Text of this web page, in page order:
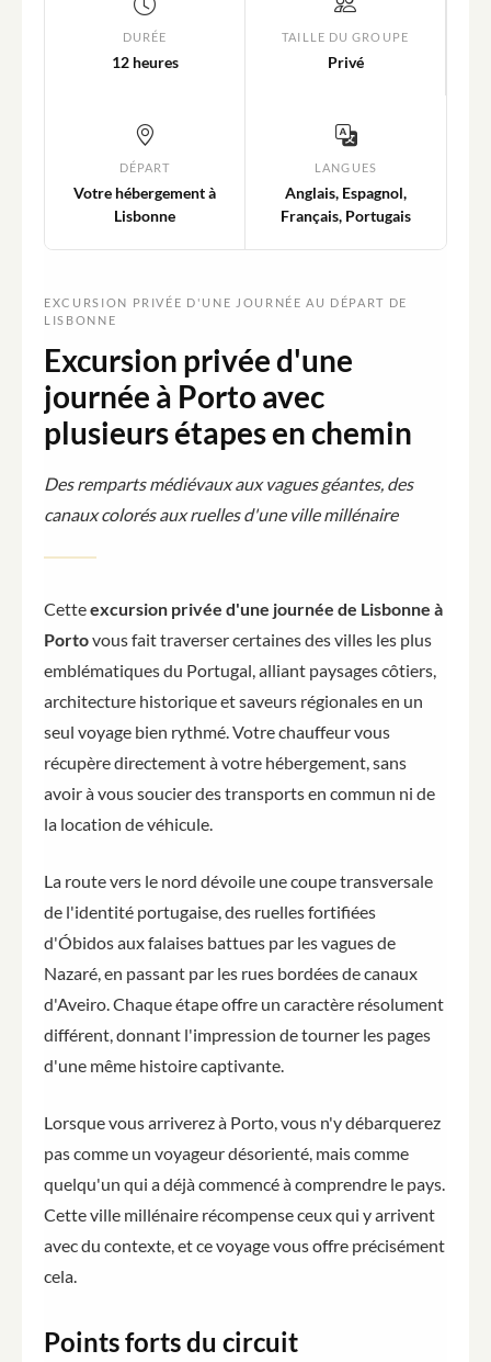
DURÉE
12 heures
TAILLE DU GROUPE
Privé
DÉPART
Votre hébergement à
Lisbonne
LANGUES
Anglais, Espagnol,
Français, Portugais
EXCURSION PRIVÉE D'UNE JOURNÉE AU DÉPART DE
LISBONNE
Excursion privée d'une
journée à Porto avec
plusieurs étapes en chemin
Des remparts médiévaux aux vagues géantes, des
canaux colorés aux ruelles d'une ville millénaire
Cetteexcursion privée d'une journée de Lisbonne à
Portovous fait traverser certaines des villes les plus
emblématiques du Portugal, alliant paysages côtiers,
architecture historique et saveurs régionales en un
seul voyage bien rythmé. Votre chauffeur vous
récupère directement à votre hébergement, sans
avoir à vous soucier des transports en commun ni de
la location de véhicule.
La route vers le nord dévoile une coupe transversale
de l'identité portugaise, des ruelles fortifiées
d'Óbidos aux falaises battues par les vagues de
Nazaré, en passant par les rues bordées de canaux
d'Aveiro. Chaque étape offre un caractère résolument
différent, donnant l'impression de tourner les pages
d'une même histoire captivante.
Lorsque vous arriverez à Porto, vous n'y débarquerez
pas comme un voyageur désorienté, mais comme
quelqu'un qui a déjà commencé à comprendre le pays.
Cette ville millénaire récompense ceux qui y arrivent
avec du contexte, et ce voyage vous offre précisément
cela.
Points forts du circuit